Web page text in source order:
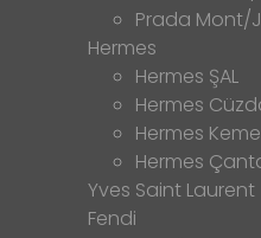
Prada Mont/
Hermes
Hermes ŞAL
Hermes
Hermes
Hermes
Yves Saint Laurent
Fendi